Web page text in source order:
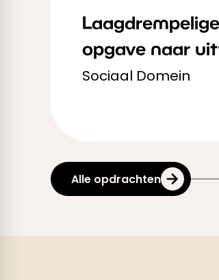
opgave naar
Sociaal Domein
Alle opdrachten